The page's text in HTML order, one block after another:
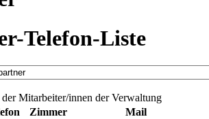
Telefon-Liste
Mitarbeiter/innen der Verwaltung
Zimmer
Mail